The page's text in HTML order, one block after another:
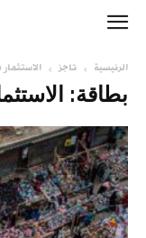
الرئيسية تاجز الاستثمار
بطاقة: